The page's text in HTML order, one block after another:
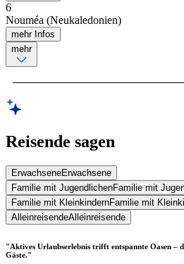
6
Nouméa (Neukaledonien)
mehr Infos
mehr
Reisende sagen
ErwachseneErwachsene
Familie mit JugendlichenFamilie mit
Familie mit KleinkindernFamilie mit
AlleinreisendeAlleinreisende
"Aktives Urlaubserlebnis trifft entspannte Oasen –
Gäste."